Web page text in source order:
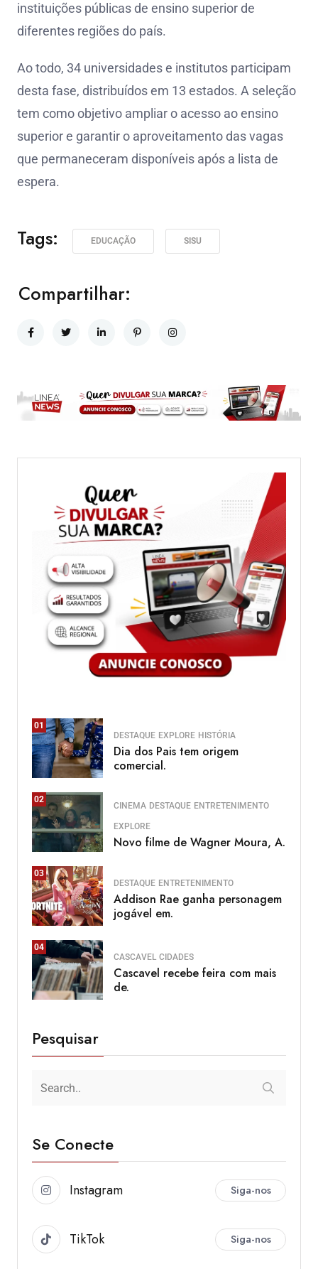
instituições públicas de ensino superior de
diferentes regiões do país.
Ao todo, 34 universidades e institutos participam
desta fase, distribuídos em 13 estados. A seleção
tem como objetivo ampliar o acesso ao ensino
superior e garantir o aproveitamento das vagas
que permaneceram disponíveis após a lista de
espera.
Tags: EDUCAÇÃO SISU
Compartilhar:
01
DESTAQUE EXPLORE HISTÓRIA
Dia dos Pais tem origem
comercial.
02
CINEMA DESTAQUE ENTRETENIMENTO
EXPLORE
Novo filme de Wagner Moura, A.
03
DESTAQUE ENTRETENIMENTO
Addison Rae ganha personagem
jogável em.
04
CASCAVEL CIDADES
Cascavel recebe feira com mais
de.
Pesquisar
Se Conecte
Instagram Siga-nos
TikTok Siga-nos